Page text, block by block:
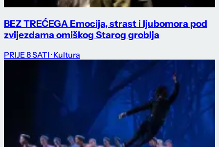
BEZ TREĆEGA Emocija, strast i ljubomora pod
zvijezdama omiškog Starog groblja
PRIJE 8 SATI · Kultura